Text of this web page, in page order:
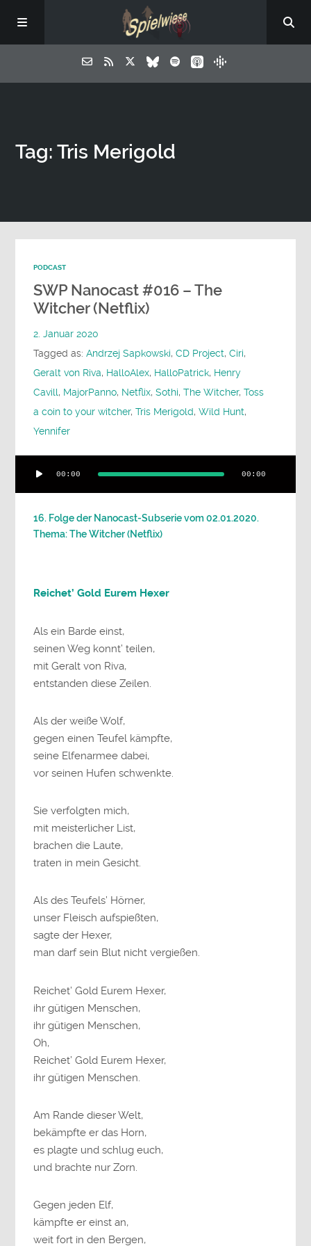
Tag: Tris Merigold
PODCAST
SWP Nanocast #016 – The
Witcher (Netflix)
2. Januar 2020
Tagged as:Andrzej Sapkowski,CD Project,Ciri,
Geralt von Riva, HalloAlex, HalloPatrick, Henry
Cavill, MajorPanno, Netflix,Sothi,The Witcher,Toss
a coin to your witcher,Tris Merigold,Wild Hunt,
Yennifer
Player
00:00 00:00
16. Folge der Nanocast-Subserie vom 02.01.2020.
Thema: The Witcher (Netflix)
Reichet’ Gold Eurem Hexer
Als ein Barde einst,
seinen Weg konnt’ teilen,
mit Geralt von Riva,
entstanden diese Zeilen.
Als der weiße Wolf,
gegen einen Teufel kämpfte,
seine Elfenarmee dabei,
vor seinen Hufen schwenkte.
Sie verfolgten mich,
mit meisterlicher List,
brachen die Laute,
traten in mein Gesicht.
Als des Teufels’ Hörner,
unser Fleisch aufspießten,
sagte der Hexer,
man darf sein Blut nicht vergießen.
Reichet’ Gold Eurem Hexer,
ihr gütigen Menschen,
ihr gütigen Menschen,
Oh,
Reichet’ Gold Eurem Hexer,
ihr gütigen Menschen.
Am Rande dieser Welt,
bekämpfte er das Horn,
es plagte und schlug euch,
und brachte nur Zorn.
Gegen jeden Elf,
kämpfte er einst an,
weit fort in den Bergen,